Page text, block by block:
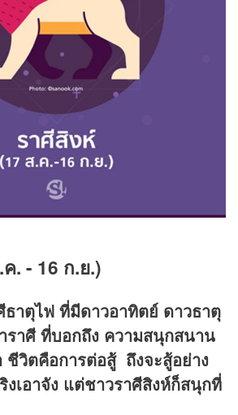
. - 16 ก.ย.)
ธาตุไฟ ที่มีดาวอาทิตย์ ดาวธาตุ
ราศี ที่บอกถึง ความสนุกสนาน
ชีวิตคือการต่อสู้ถึงจะสู้อย่าง
งเอาจัง แต่ชาวราศีสิงห์ก็สนุกที่